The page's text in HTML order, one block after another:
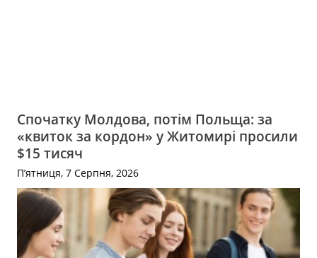
Спочатку Молдова, потім Польща: за
«квиток за кордон» у Житомирі просили
$15 тисяч
П’ятниця, 7 Серпня, 2026